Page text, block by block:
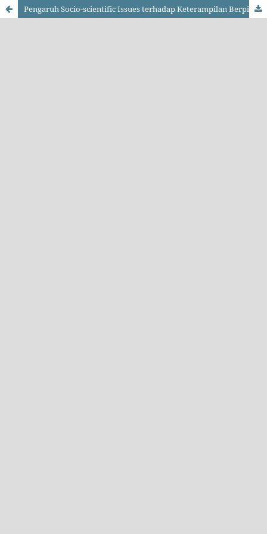
Pengaruh Socio-scientific Issues terhadap Keterampilan Berpikir Kritis Siswa pada Materi Bumi Berubah